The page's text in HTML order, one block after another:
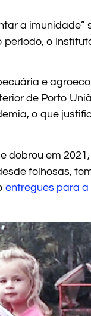
a
período, o
e
de Porto
o que
em
folhosas,
entregues para